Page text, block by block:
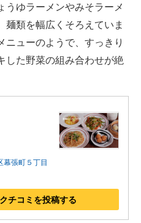
うゆラーメンやみそラーメ
麺類を幅広くそろえていま
ニューのようで、すっきり
した野菜の組み合わせが絶
張町５丁目
チコミを投稿する